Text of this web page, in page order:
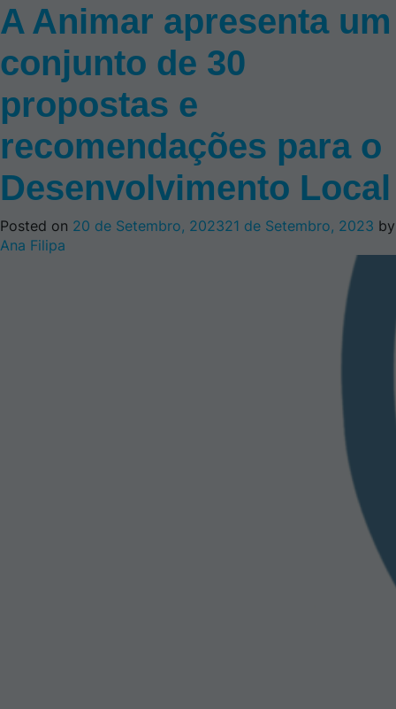
A Animar apresenta um
conjunto de 30
propostas e
recomendações para o
Desenvolvimento Local
Posted on 20 de Setembro, 202321 de Setembro, 2023 by
Ana Filipa